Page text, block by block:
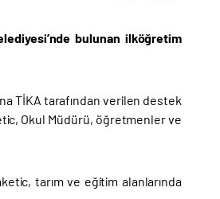
bulunan ilköğretim
TİKA tarafından verilen destek
Okul Müdürü, öğretmenler ve
tarım ve eğitim alanlarında